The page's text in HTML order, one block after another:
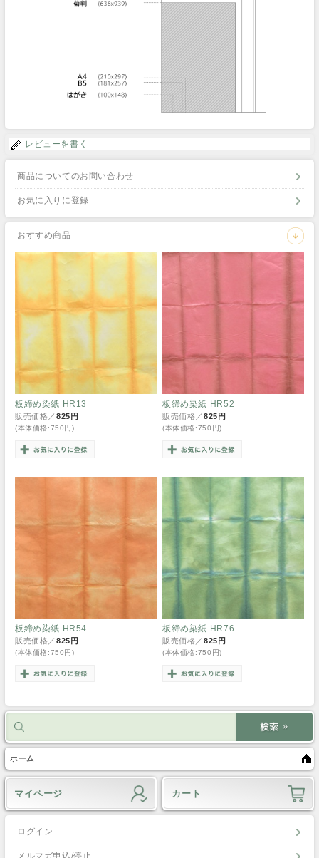
レビューを書く
商品についてのお問い合わせ
お気に入りに登録
おすすめ商品
板締め染紙 HR13
販売価格／825円
(本体価格:750円)
板締め染紙 HR52
販売価格／825円
(本体価格:750円)
板締め染紙 HR54
販売価格／825円
(本体価格:750円)
板締め染紙 HR76
販売価格／825円
(本体価格:750円)
ホーム
マイページ カート
ログイン
メルマガ申込/停止